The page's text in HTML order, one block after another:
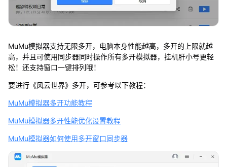
MuMu模拟器支持无限多开，电脑本身性能越高，多开的上限就越
高，并且可使用同步器同时操作所有多开模拟器，挂机肝小号更轻
松！还支持窗口一键排列哦！
要进行《风云世界》多开，可参考以下教程：
MuMu模拟器多开功能教程
MuMu模拟器多开性能优化设置教程
MuMu模拟器如何使用多开窗口同步器